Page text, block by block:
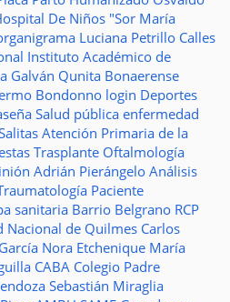
De Niños "Sor María
Luciana Petrillo Calles
Instituto Académico de
Galván Qunita Bonaerense
Bondonno login Deportes
Salud pública enfermedad
Atención Primaria de la
Trasplante Oftalmología
Adrián Pierángelo Análisis
Paciente
sanitaria Barrio Belgrano RCP
Nacional de Quilmes Carlos
Nora Etchenique María
CABA Colegio Padre
Sebastián Miraglia